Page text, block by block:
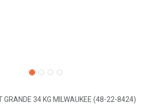
GRANDE 34 KG MILWAUKEE (48-22-8424)